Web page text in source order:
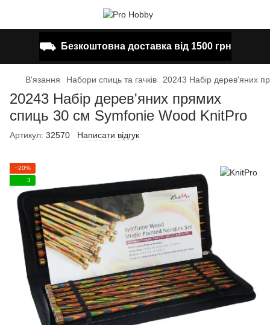
⛟ Безкоштовна доставка від 1500 грн
В'язання Набори спиць та гачків 20243 Набір дерев'яних
20243 Набір дерев'яних прямих
спиць 30 см Symfonie Wood KnitPro
Артикул: 32570 Написати відгук
−20%
3